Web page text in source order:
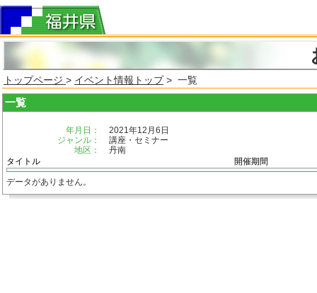
トップページ > イベント情報トップ> 一覧
一覧
年月日：
2021年12月6日
ジャンル：
講座・セミナー
地区：
丹南
タイトル
開催期間
データがありません。